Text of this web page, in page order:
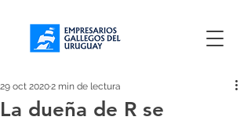
La dueña de R se
29 oct 20202 min de lectura